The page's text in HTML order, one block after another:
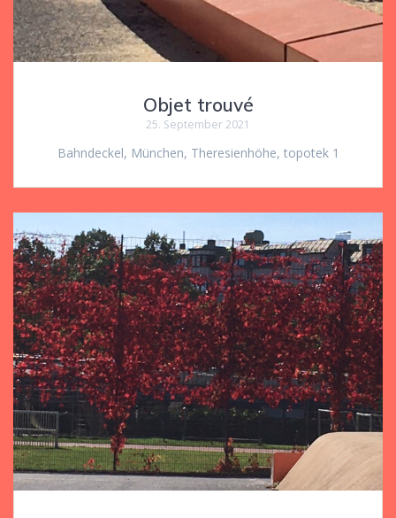
Objet trouvé
25. September 2021
Bahndeckel, München, Theresienhöhe, topotek 1